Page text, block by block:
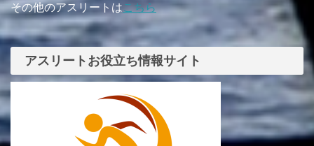
その他のアスリートはこちら
アスリートお役立ち情報サイト